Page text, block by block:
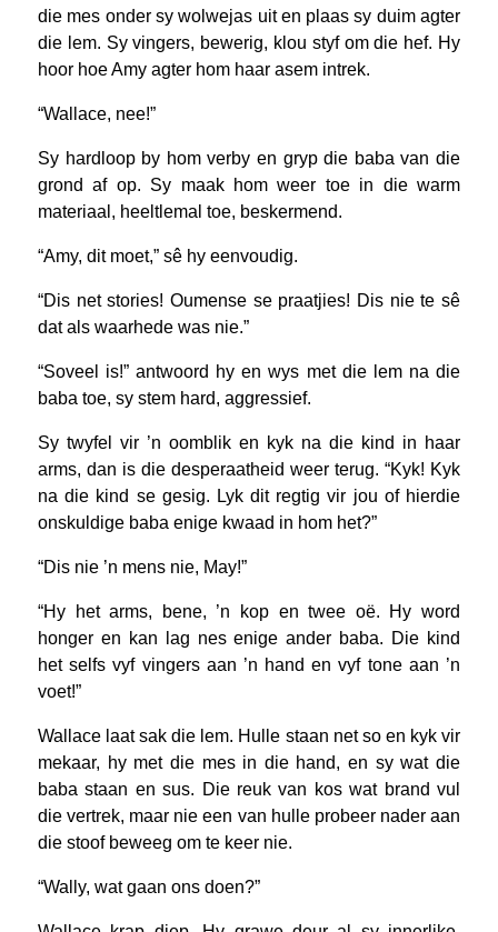
die mes onder sy wolwejas uit en plaas sy duim agter
die lem. Sy vingers, bewerig, klou styf om die hef. Hy
hoor hoe Amy agter hom haar asem intrek.
“Wallace, nee!”
Sy hardloop by hom verby en gryp die baba van die
grond af op. Sy maak hom weer toe in die warm
materiaal, heeltlemal toe, beskermend.
“Amy, dit moet,” sê hy eenvoudig.
“Dis net stories! Oumense se praatjies! Dis nie te sê
dat als waarhede was nie.”
“Soveel is!” antwoord hy en wys met die lem na die
baba toe, sy stem hard, aggressief.
Sy twyfel vir ’n oomblik en kyk na die kind in haar
arms, dan is die desperaatheid weer terug. “Kyk! Kyk
na die kind se gesig. Lyk dit regtig vir jou of hierdie
onskuldige baba enige kwaad in hom het?”
“Dis nie ’n mens nie, May!”
“Hy het arms, bene, ’n kop en twee oë. Hy word
honger en kan lag nes enige ander baba. Die kind
het selfs vyf vingers aan ’n hand en vyf tone aan ’n
voet!”
Wallace laat sak die lem. Hulle staan net so en kyk vir
mekaar, hy met die mes in die hand, en sy wat die
baba staan en sus. Die reuk van kos wat brand vul
die vertrek, maar nie een van hulle probeer nader aan
die stoof beweeg om te keer nie.
“Wally, wat gaan ons doen?”